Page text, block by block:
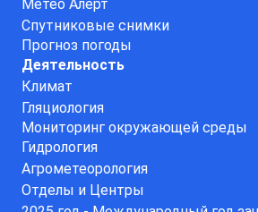
Метео Алерт
Спутниковые снимки
Прогноз погоды
Деятельность
Климат
Гляциология
Мониторинг окружающей среды
Гидрология
Агрометеорология
Отделы и Центры